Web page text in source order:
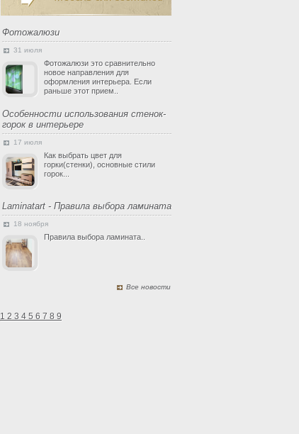
Фотожалюзи
31 июля
Фотожалюзи это сравнительно
новое направления для
оформления интерьера. Если
раньше этот прием..
Особенности использования стенок-
горок в интерьере
17 июля
Как выбрать цвет для
горки(стенки), основные стили
горок...
Laminatart - Правила выбора ламината
18 ноября
Правила выбора ламината..
Все новости
1 2 3 4 5 6 7 8 9